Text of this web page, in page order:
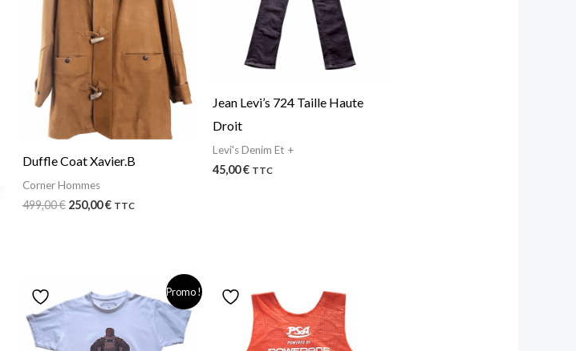
Duffle Coat Xavier.B
Corner Hommes
499,00€ 250,00€ TTC
Jean Levi’s 724 Taille Haute
Droit
Levi's Denim Et +
45,00€ TTC
Promo !
prix
initial
19,00 €.
prix
actuel
est :
12,00 €.